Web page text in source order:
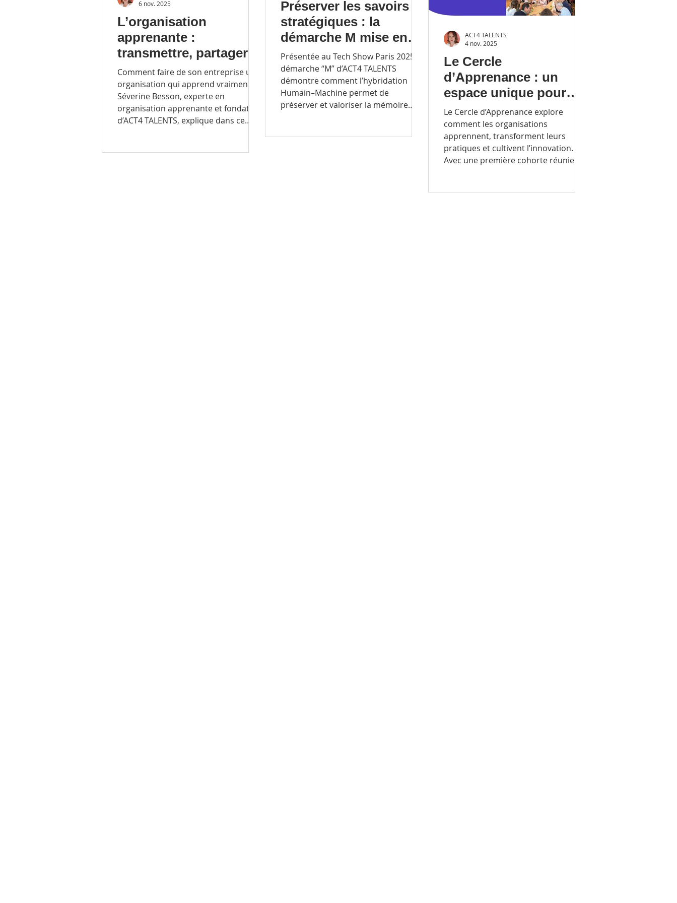
Préserver les savoirs
stratégiques : la
démarche M mise en
lumière au Tech Show
Paris
Présentée au Tech Show Paris 2025, la
démarche “M” d’ACT4 TALENTS
démontre comment l’hybridation
Humain–Machine permet de
préserver et valoriser la mémoire
L’organisation
apprenante :
transmettre, partager,
apprendre
Comment faire de son entreprise une
organisation qui apprend vraiment ?
Séverine Besson, experte en
organisation apprenante et fondatrice
d’ACT4 TALENTS, explique dans ce
6 nov. 2025
Le Cercle
d’Apprenance : un
espace unique pour
penser, expérimenter et
grandir ensemble
Le Cercle d’Apprenance explore
comment les organisations
apprennent, transforment leurs
pratiques et cultivent l’innovation.
Avec une première cohorte réunie en
ACT4 TALENTS
4 nov. 2025